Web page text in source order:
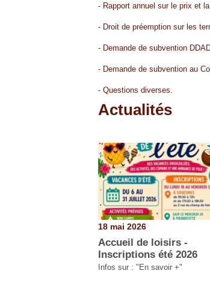
- Rapport annuel sur le prix et
- Droit de préemption sur les
- Demande de subvention
- Demande de subvention au
- Questions diverses.
Actualités
18 mai 2026
Accueil de loisirs -
Inscriptions été 2026
Infos sur : "En savoir +"
Pages